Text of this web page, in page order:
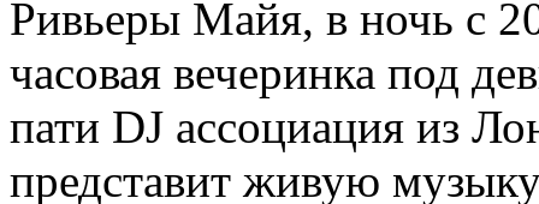
Ривьеры Майя, в ночь с
часовая вечеринка под
пати DJ ассоциация из
представит живую